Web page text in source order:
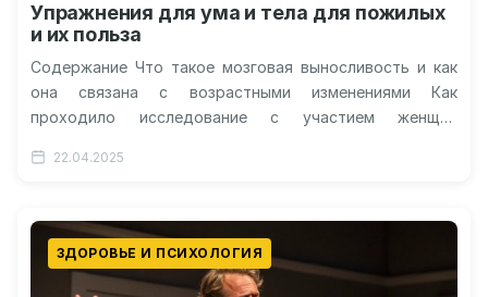
Упражнения для ума и тела для пожилых
и их польза
Содержание Что такое мозговая выносливость и как
она связана с возрастными изменениями Как
проходило исследование с участием женщин
после…
22.04.2025
ЗДОРОВЬЕ И ПСИХОЛОГИЯ